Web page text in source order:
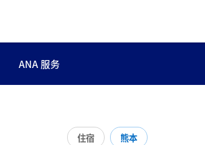
ANA 服务
住宿 熊本